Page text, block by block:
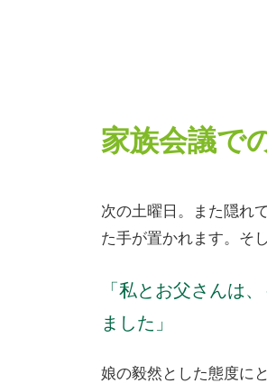
家族会議で
次の土曜日。また隠れ
た手が置かれます。そ
「私とお父さんは
ました」
娘の毅然とした態度に